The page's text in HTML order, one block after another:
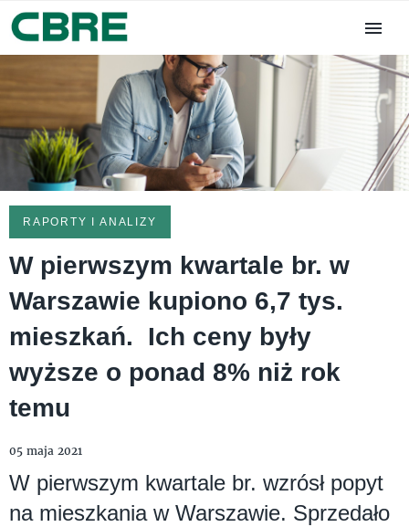
RAPORTY I ANALIZY
W pierwszym kwartale br. w
Warszawie kupiono 6,7 tys.
mieszkań. Ich ceny były
wyższe o ponad 8% niż rok
temu
05 maja 2021
W pierwszym kwartale br. wzrósł popyt
na mieszkania w Warszawie. Sprzedało